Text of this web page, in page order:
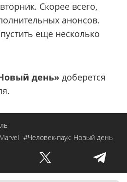
Скорее всего,
анонсов.
еще несколько
день» доберется
#Человек-паук: Новый день